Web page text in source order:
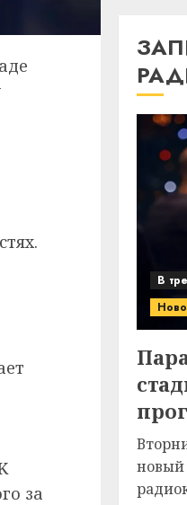
за
В
новый